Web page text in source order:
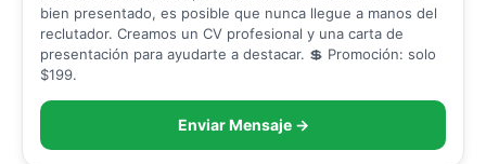
bien presentado, es posible que nunca llegue a manos del
reclutador. Creamos un CV profesional y una carta de
presentación para ayudarte a destacar. 💲 Promoción: solo
$199.
Enviar Mensaje →